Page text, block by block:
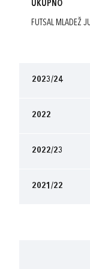
UKUPNO
FUTSAL MLADEŽ
2023/24
2022
2022/23
2021/22